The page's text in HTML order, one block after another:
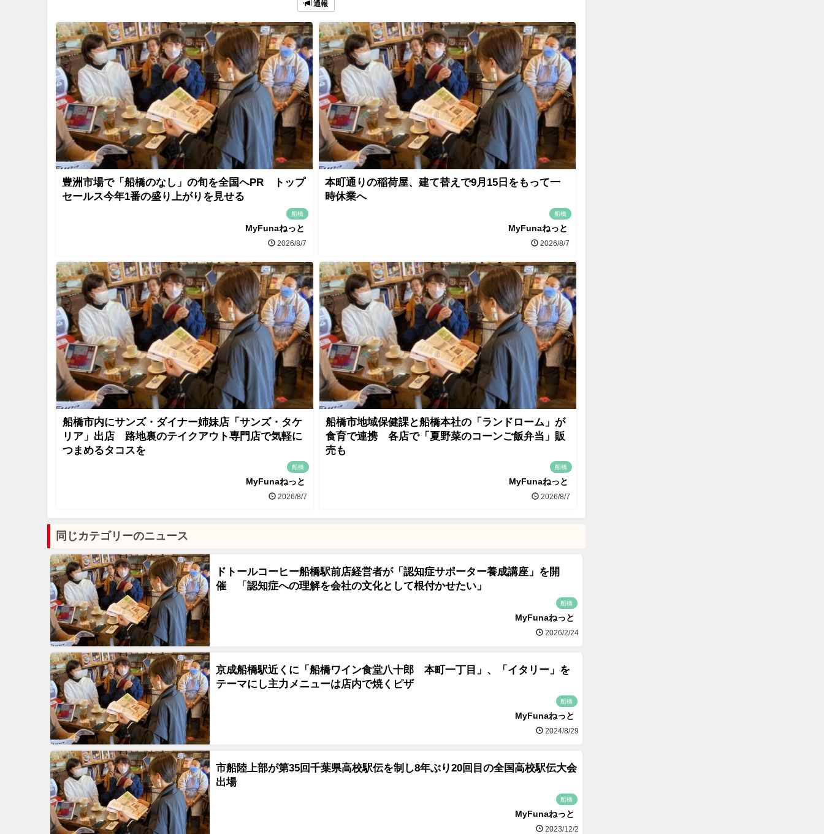
通報
豊洲市場で「船橋のなし」の旬を全国へPR トップ
セールス今年1番の盛り上がりを見せる
船橋
MyFunaねっと
2026/8/7
本町通りの稲荷屋、建て替えで9月15日をもって一
時休業へ
船橋
MyFunaねっと
2026/8/7
船橋市内にサンズ・ダイナー姉妹店「サンズ・タケ
リア」出店 路地裏のテイクアウト専門店で気軽に
つまめるタコスを
船橋
MyFunaねっと
2026/8/7
船橋市地域保健課と船橋本社の「ランドローム」が
食育で連携 各店で「夏野菜のコーンご飯弁当」販
売も
船橋
MyFunaねっと
2026/8/7
同じカテゴリーのニュース
ドトールコーヒー船橋駅前店経営者が「認知症サポーター養成講座」を開
催 「認知症への理解を会社の文化として根付かせたい」
船橋
MyFunaねっと
2026/2/24
京成船橋駅近くに「船橋ワイン食堂八十郎 本町一丁目」、「イタリー」を
テーマにし主力メニューは店内で焼くピザ
船橋
MyFunaねっと
2024/8/29
市船陸上部が第35回千葉県高校駅伝を制し8年ぶり20回目の全国高校駅伝大会
出場
船橋
MyFunaねっと
2023/12/2